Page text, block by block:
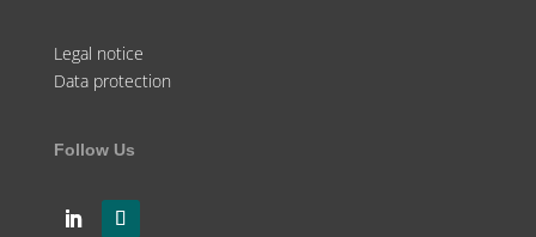
Legal notice
Data protection
Follow Us